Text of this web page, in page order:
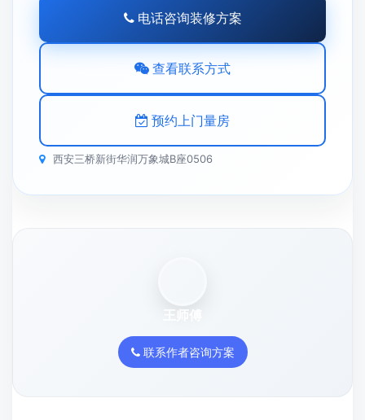
电话咨询装修方案
查看联系方式
预约上门量房
西安三桥新街华润万象城B座0506
王师傅
联系作者咨询方案